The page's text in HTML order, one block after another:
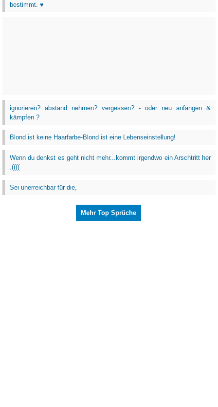
bestimmt. ♥
ignorieren? abstand nehmen? vergessen? - oder neu anfangen &
kämpfen ?
Blond ist keine Haarfarbe-Blond ist eine Lebenseinstellung!
Wenn du denkst es geht nicht mehr...kommt irgendwo ein Arschtritt her
;((((
Sei unerreichbar für die,
Mehr Top Sprüche